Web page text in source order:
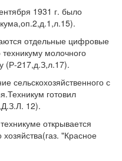
1931 г. было
отдельные цифровые
молочного
(Р-217,д.З,л.17).
сельскохозяйственного с
готовил
12).
открывается
"Красное